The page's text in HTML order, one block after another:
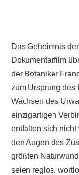
Das Geheimnis
Dokumentarfilm
der Botaniker
zum Ursprung des
Wachsen des
einzigartigen
entfalten sich nicht
den Augen des
größten
seien reglos,